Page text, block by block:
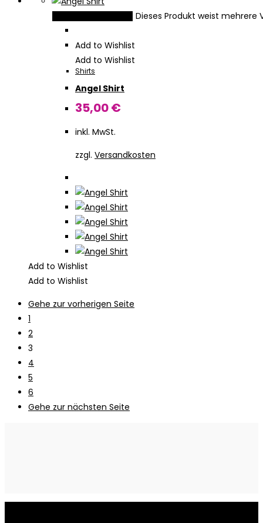
Dieses Produkt weist
Add to Wishlist
Add to Wishlist
Shirts
Angel Shirt
35,00€
inkl. MwSt.
zzgl. Versandkosten
Add to Wishlist
Add to Wishlist
Gehe zur vorherigen Seite
1
2
3
4
5
6
Gehe zur nächsten Seite